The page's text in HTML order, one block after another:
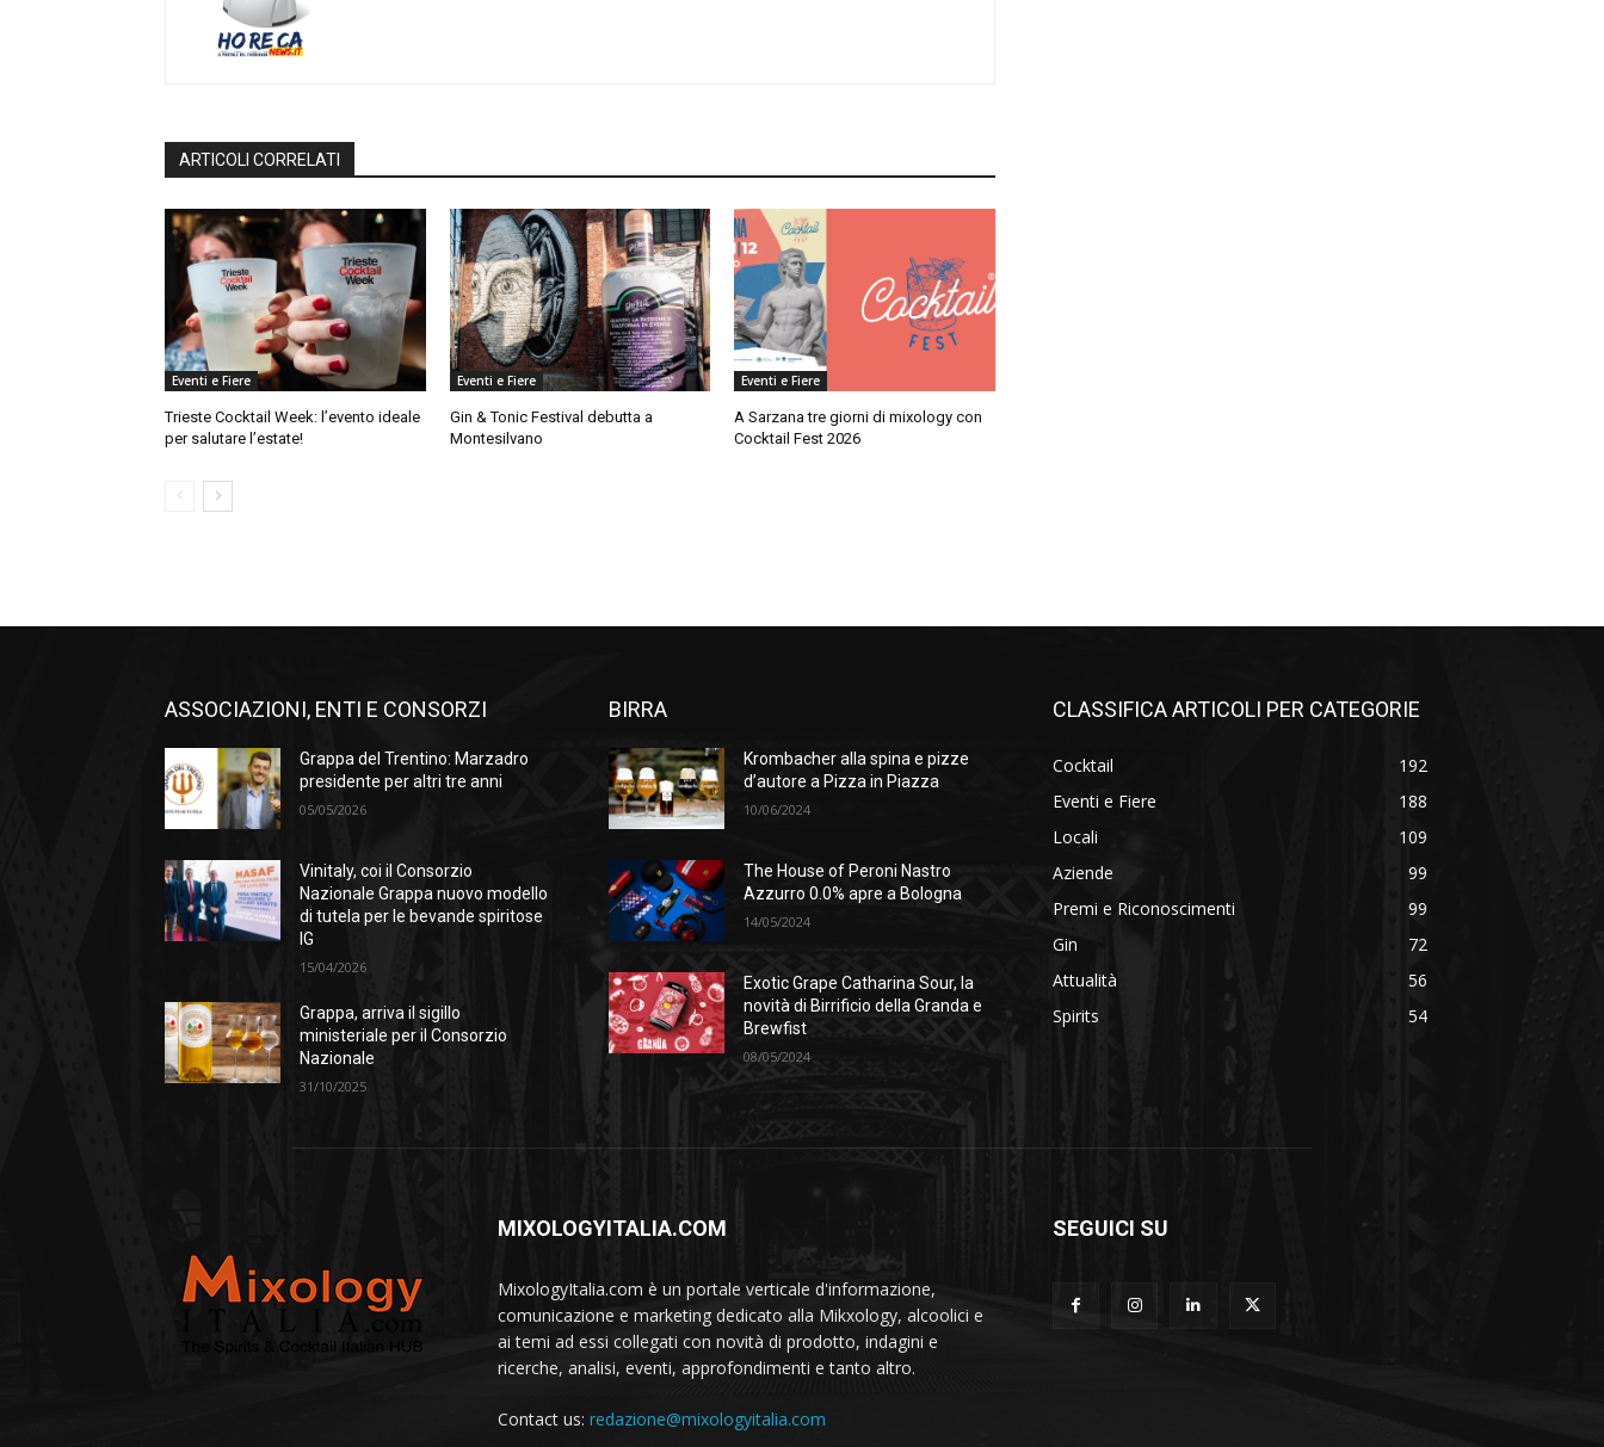
ARTICOLI CORRELATI
Eventi e Fiere
Trieste Cocktail Week: l’evento ideale
per salutare l’estate!
Eventi e Fiere
Gin & Tonic Festival debutta a
Montesilvano
Eventi e Fiere
A Sarzana tre giorni di mixology con
Cocktail Fest 2026
ASSOCIAZIONI, ENTI E CONSORZI
Grappa del Trentino: Marzadro
presidente per altri tre anni
05/05/2026
Vinitaly, coi il Consorzio
Nazionale Grappa nuovo modello
di tutela per le bevande spiritose
IG
15/04/2026
Grappa, arriva il sigillo
ministeriale per il Consorzio
Nazionale
31/10/2025
BIRRA
Krombacher alla spina e pizze
d’autore a Pizza in Piazza
10/06/2024
The House of Peroni Nastro
Azzurro 0.0% apre a Bologna
14/05/2024
Exotic Grape Catharina Sour, la
novità di Birrificio della Granda e
Brewfist
08/05/2024
CLASSIFICA ARTICOLI PER CATEGORIE
Cocktail
192
Eventi e Fiere
188
Locali
109
Aziende
99
Premi e Riconoscimenti
99
Gin
72
Attualità
56
Spirits
54
MIXOLOGYITALIA.COM
MixologyItalia.com è un portale verticale d'informazione,
comunicazione e marketing dedicato alla Mikxology, alcoolici e
ai temi ad essi collegati con novità di prodotto, indagini e
ricerche, analisi, eventi, approfondimenti e tanto altro.
Contact us: redazione@mixologyitalia.com
SEGUICI SU